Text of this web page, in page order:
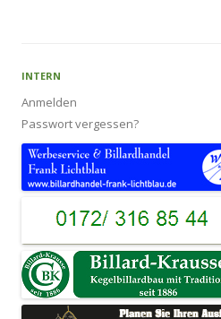
INTERN
Anmelden
Passwort vergessen?